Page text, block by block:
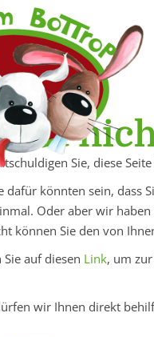
Sie, diese
dafür könnten sein, dass
Oder aber wir
können Sie den von
Sie auf diesen Link, um
wir Ihnen direkt